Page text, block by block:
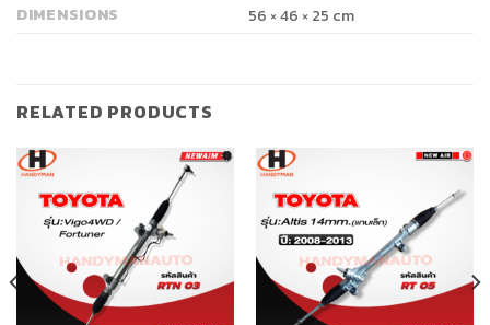
DIMENSIONS
56 × 46 × 25 cm
RELATED PRODUCTS